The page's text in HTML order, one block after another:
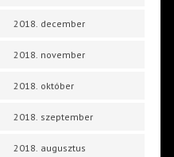
2018. december
2018. november
2018. október
2018. szeptember
2018. augusztus